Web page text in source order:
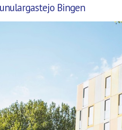
Bingen